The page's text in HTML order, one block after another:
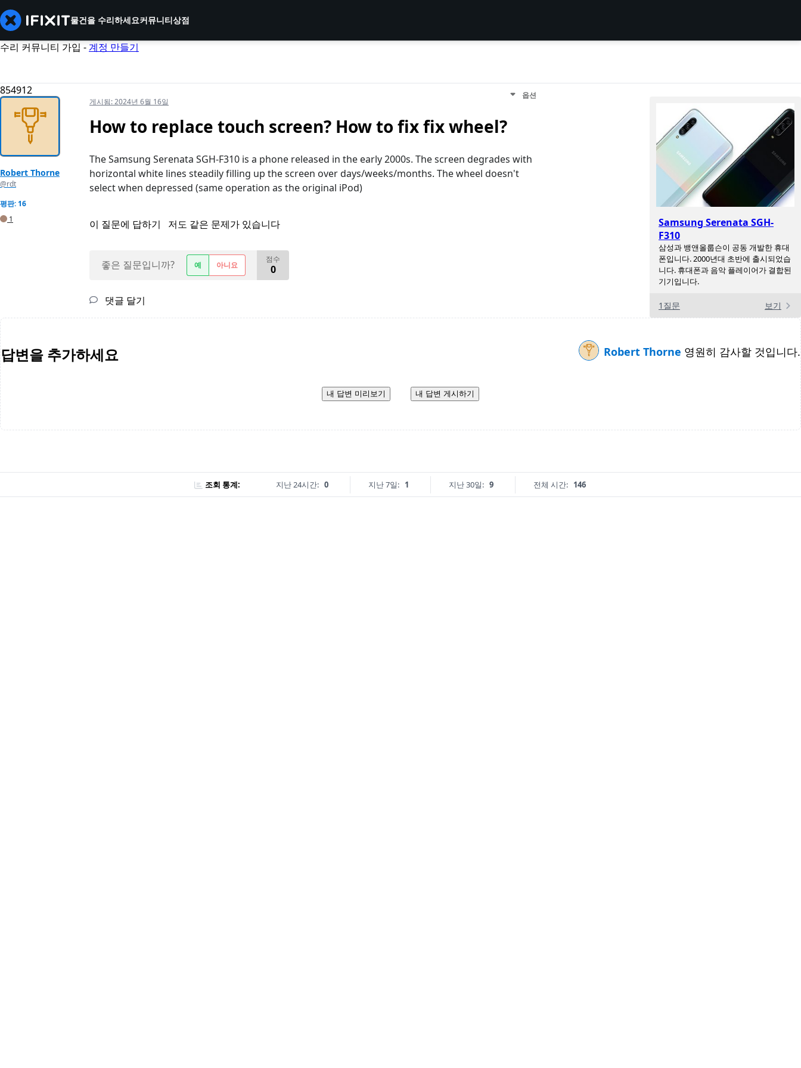
물건을 수리하세요커뮤니티상점
수리 커뮤니티 가입 -계정 만들기
854912
Samsung Serenata SGH-
F310
삼성과 뱅앤올룹슨이 공동 개발한 휴대
폰입니다. 2000년대 초반에 출시되었습
니다. 휴대폰과 음악 플레이어가 결합된
기기입니다.
1질문 보기
Robert Thorne
@rdt
평판: 16
1
게시됨:2024년 6월 16일
옵션
How to replace touch screen? How to fix fix wheel?
The Samsung Serenata SGH-F310 is a phone released in the early 2000s. The screen degrades with
horizontal white lines steadily filling up the screen over days/weeks/months. The wheel doesn't
select when depressed (same operation as the original iPod)
이 질문에 답하기 저도 같은 문제가 있습니다
좋은 질문입니까? 예 아니요
점수
0
댓글 달기
답변을 추가하세요 Robert Thorne 영원히 감사할 것입니다.
내 답변 미리보기 내 답변 게시하기
조회 통계: 지난 24시간: 0 지난 7일: 1 지난 30일: 9 전체 시간: 146